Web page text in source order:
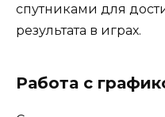
спутниками для
результата в играх.
Работа с